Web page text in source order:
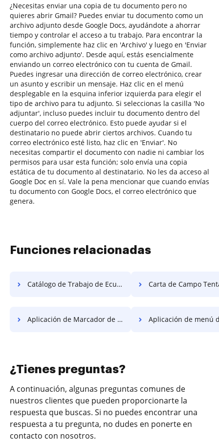
¿Necesitas enviar una copia de tu documento pero no
quieres abrir Gmail? Puedes enviar tu documento como un
archivo adjunto desde Google Docs, ayudándote a ahorrar
tiempo y controlar el acceso a tu trabajo. Para encontrar la
función, simplemente haz clic en 'Archivo' y luego en 'Enviar
como archivo adjunto'. Desde aquí, estás esencialmente
enviando un correo electrónico con tu cuenta de Gmail.
Puedes ingresar una dirección de correo electrónico, crear
un asunto y escribir un mensaje. Haz clic en el menú
desplegable en la esquina inferior izquierda para elegir el
tipo de archivo para tu adjunto. Si seleccionas la casilla 'No
adjuntar', incluso puedes incluir tu documento dentro del
cuerpo del correo electrónico. Esto puede ayudar si el
destinatario no puede abrir ciertos archivos. Cuando tu
correo electrónico esté listo, haz clic en 'Enviar'. No
necesitas compartir el documento con nadie ni cambiar los
permisos para usar esta función; solo envía una copia
estática de tu documento al destinatario. No les da acceso al
Google Doc en sí. Vale la pena mencionar que cuando envías
tu documento con Google Docs, el correo electrónico que
genera.
Funciones relacionadas
Catálogo de Trabajo de Ecuaciones Gratis Carta de Campo
Aplicación de Marcador de Catálogo Gratis Aplicación de menú desplegable de
¿Tienes preguntas?
A continuación, algunas preguntas comunes de
nuestros clientes que pueden proporcionarte la
respuesta que buscas. Si no puedes encontrar una
respuesta a tu pregunta, no dudes en ponerte en
contacto con nosotros.